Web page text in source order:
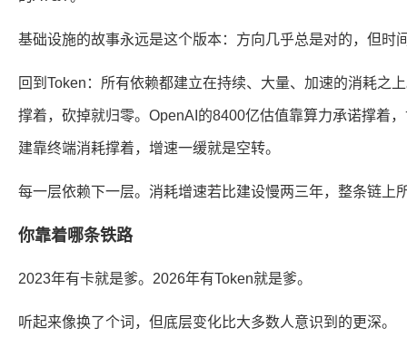
基础设施的故事永远是这个版本：方向几乎总是对的，但时
回到Token：所有依赖都建立在持续、大量、加速的消耗之
撑着，砍掉就归零。OpenAI的8400亿估值靠算力承诺撑着
建靠终端消耗撑着，增速一缓就是空转。
每一层依赖下一层。消耗增速若比建设慢两三年，整条链上
你靠着哪条铁路
2023年有卡就是爹。2026年有Token就是爹。
听起来像换了个词，但底层变化比大多数人意识到的更深。